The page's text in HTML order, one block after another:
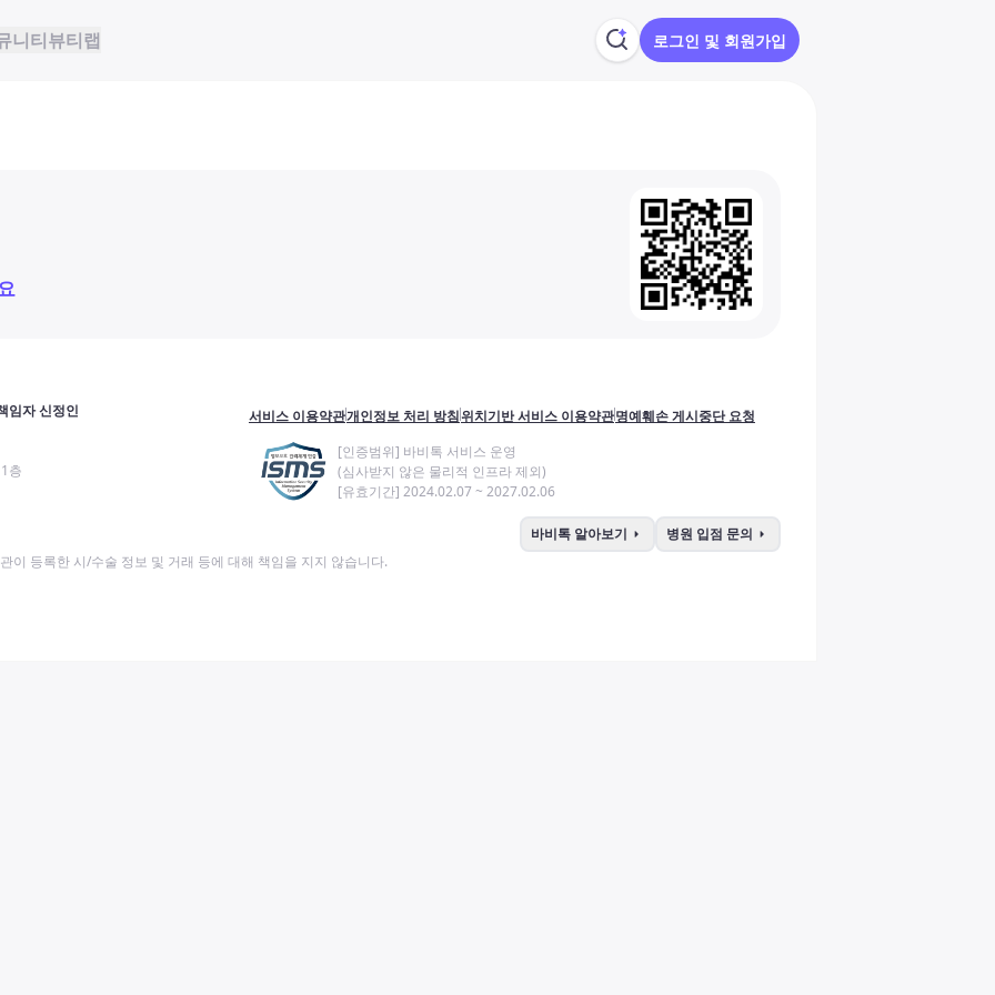
니티뷰티랩 로그인 및 회원가입
임자 신정인
층
서비스 이용약관개인정보 처리 방침위치기반 서비스 이용약관명예훼손 게시중단 요청
[인증범위] 바비톡 서비스 운영
(심사받지 않은 물리적 인프라 제외)
[유효기간] 2024.02.07 ~ 2027.02.06
바비톡 알아보기 arrow_right 병원 입점 문의 arrow_right
이 등록한 시/수술 정보 및 거래 등에 대해 책임을 지지 않습니다.